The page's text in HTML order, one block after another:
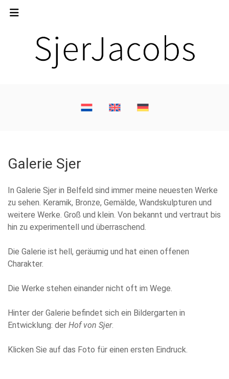
Galerie Sjer
In Galerie Sjer in Belfeld sind immer meine neuesten Werke
zu sehen. Keramik, Bronze, Gemälde, Wandskulpturen und
weitere Werke. Groß und klein. Von bekannt und vertraut bis
hin zu experimentell und überraschend.
Die Galerie ist hell, geräumig und hat einen offenen
Charakter.
Die Werke stehen einander nicht oft im Wege.
Hinter der Galerie befindet sich ein Bildergarten in
Entwicklung: der Hof von Sjer.
Klicken Sie auf das Foto für einen ersten Eindruck.